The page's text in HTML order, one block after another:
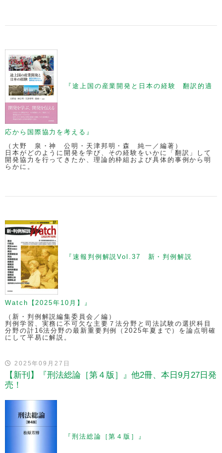
『途上国の産業開発と日本の経験 翻訳的適
応から国際協力を考える』
（大野 泉・神 公明・天津邦明・森 純一／編著）
日本がどのように開発を学び、その経験をいかに「翻訳」して
開発協力を行ってきたか、理論的枠組および具体的事例から明
らかに。
『速報判例解説Vol.37 新・判例解説
Watch【2025年10月】』
（新・判例解説編集委員会／編）
判例学習、実務に不可欠な主要７法分野と司法試験の選択科目
分野の計16法分野の最新重要判例（2025年夏まで）を論点明確
にして平易に解説。
2025年09月27日
【新刊】『刑法総論［第４版］』他2冊、本日9月27日発
売！
『刑法総論［第４版］』